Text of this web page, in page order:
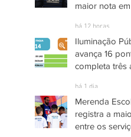
maior nota
INDSAT
há 12 horas
Iluminação
avança 16
completa três
Satisfação em
há 1 dia
Merenda
registra a
entre os